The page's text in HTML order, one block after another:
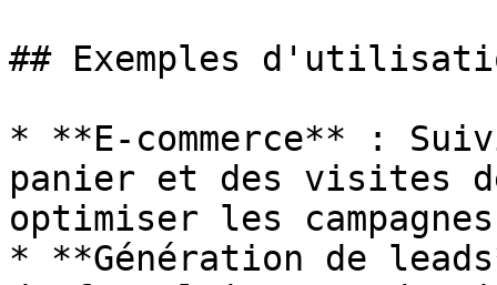
## Exemples
* **E-commerce** :
panier et des visites
optimiser les
* **Génération de